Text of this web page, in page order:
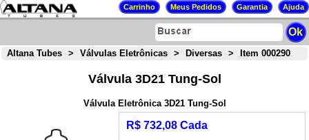
Altana Tubes > Válvulas Eletrônicas > Diversas > Item 000290
Válvula 3D21 Tung-Sol
Válvula Eletrônica 3D21 Tung-Sol
R$ 732,08 Cada